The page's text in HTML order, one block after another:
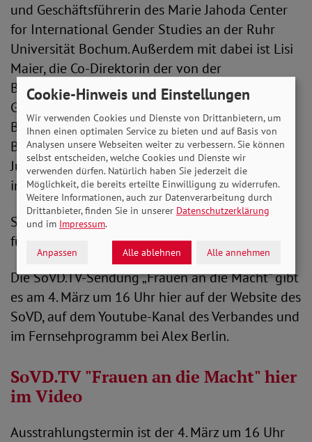
und Geschäftsführerin des Marie Jahoda Center
for International Gender Studies an der Ruhr
Universität Bochum. Außerdem mit dabei ist Lisi
Maier, die Co-Direktorin der von der
Bundesregierung geschaffenen Bundesstiftung
Gleichstellung. Aus der Politik kommen Ulrike
Bahr (SPD), Vorsitzende des
Bundestagsausschusses für Familie, Frauen und
Jugend sowie Gökay Akbulut, Obfrau der Linken
in diesem Ausschuss.
SoVD-Expertin ist Dr.in Simone Real, Referentin
für Frauen, Familie und Jugend.
Die SoVD.TV-Sendung „Frauen an die Macht“ gibt
es am 4. März um 16 Uhr hier auf der Website des
SoVD, auf dem Youtube-Kanal des Verbandes und
im Fernsehprogramm bei Alex Berlin.
SoVD.TV "Frauen an die Macht" hier
im Video
Ausstrahlungstermin ist der 4. März um 16 Uhr
Cookie-Hinweis und Einstellungen
Wir verwenden Cookies und Dienste von Drittanbietern, um
Ihnen einen optimalen Service zu bieten und auf Basis von
Analysen unsere Webseiten weiter zu verbessern. Sie können
selbst entscheiden, welche Cookies und Dienste wir
verwenden dürfen. Natürlich haben Sie jederzeit die
Möglichkeit, die bereits erteilte Einwilligung zu widerrufen.
Weitere Informationen, auch zur Datenverarbeitung durch
Drittanbieter, finden Sie in unserer Datenschutzerklärung
und im Impressum.
Anpassen Alle ablehnen Alle annehmen